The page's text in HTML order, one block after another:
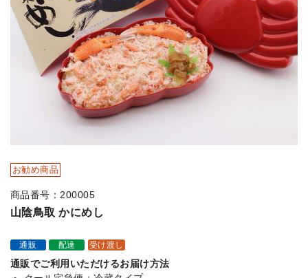
お勧め商品
商品番号：200005
山陰鳥取 かにめし
通販 配達 受け渡し
通販でご利用いただけるお届け方法